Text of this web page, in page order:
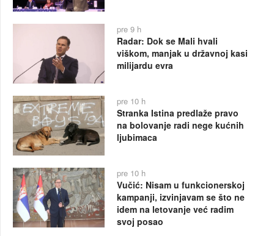
pre 9 h
Radar: Dok se Mali hvali
viškom, manjak u državnoj kasi
milijardu evra
pre 10 h
Stranka Istina predlaže pravo
na bolovanje radi nege kućnih
ljubimaca
pre 10 h
Vučić: Nisam u funkcionerskoj
kampanji, izvinjavam se što ne
idem na letovanje već radim
svoj posao